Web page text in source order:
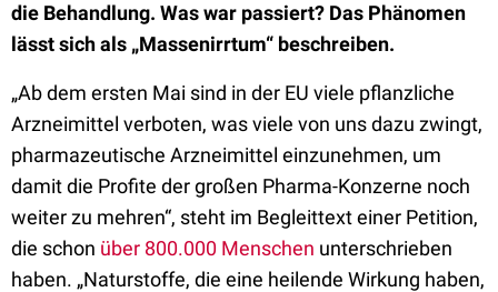
die Behandlung. Was war passiert? Das Phänomen
lässt sich als „Massenirrtum“ beschreiben.
„Ab dem ersten Mai sind in der EU viele pflanzliche
Arzneimittel verboten, was viele von uns dazu zwingt,
pharmazeutische Arzneimittel einzunehmen, um
damit die Profite der großen Pharma-Konzerne noch
weiter zu mehren“, steht im Begleittext einer Petition,
die schon über 800.000 Menschen unterschrieben
haben. „Naturstoffe, die eine heilende Wirkung haben,